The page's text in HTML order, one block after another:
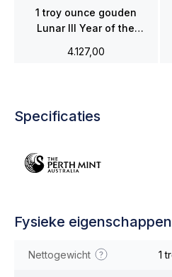
1 troy ounce gouden
Lunar III Year of the
4.127,00
Specificaties
Fysieke eigenschappen
Nettogewicht 1